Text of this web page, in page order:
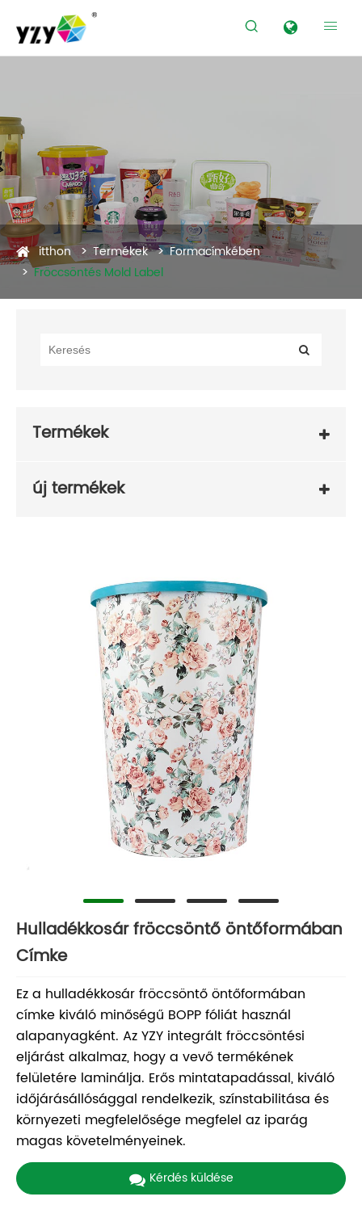
 
Termékek
itthon Termékek
Formacímkében
Fröccsöntés Mold Label
Termékek
új termékek
Hulladékkosár fröccsöntő öntőformában
Címke
Ez a hulladékkosár fröccsöntő öntőformában
címke kiváló minőségű BOPP fóliát használ
alapanyagként. Az YZY integrált fröccsöntési
eljárást alkalmaz, hogy a vevő termékének
felületére laminálja. Erős mintatapadással, kiváló
időjárásállósággal rendelkezik, színstabilitása és
környezeti megfelelősége megfelel az iparág
magas követelményeinek.
Kérdés küldése